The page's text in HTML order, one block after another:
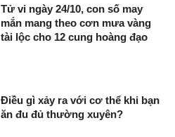
Tử vi ngày 24/10, con số may
mắn mang theo cơn mưa vàng
tài lộc cho 12 cung hoàng đạo
Điều gì xảy ra với cơ thể khi bạn
ăn đu đủ thường xuyên?